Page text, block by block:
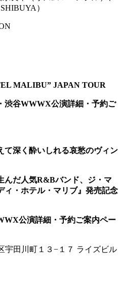
）
MALIBU” JAPAN TOUR
渋谷WWWX公演詳細・予約ご
て深く酔いしれる哀愁のヴィン
んだ人気R&Bバンド、ジ・マ
ィ・ホテル・マリブ』発売記念
公演詳細・予約ご案内ペー
田川町１３−１７ ライズビル